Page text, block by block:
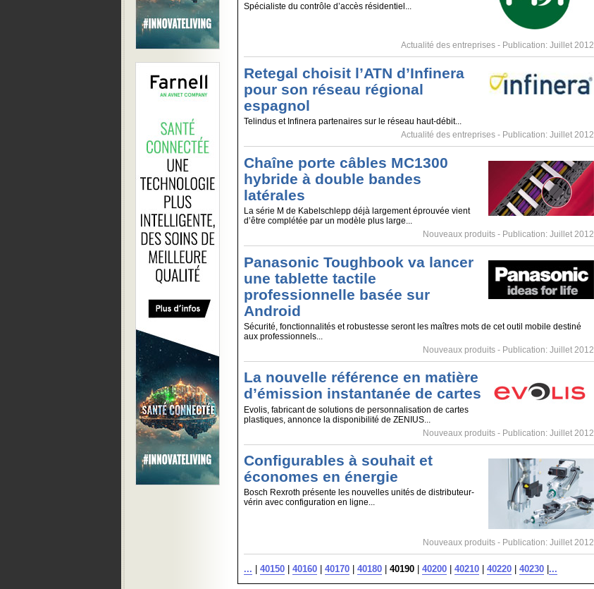
Spécialiste du contrôle d’accès résidentiel...
Actualité des entreprises - Publication: Juillet 2012
Retegal choisit l’ATN d’Infinera
pour son réseau régional
espagnol
Telindus et Infinera partenaires sur le réseau haut-débit...
Actualité des entreprises - Publication: Juillet 2012
Chaîne porte câbles MC1300
hybride à double bandes
latérales
La série M de Kabelschlepp déjà largement éprouvée vient
d’être complétée par un modèle plus large...
Nouveaux produits - Publication: Juillet 2012
Panasonic Toughbook va lancer
une tablette tactile
professionnelle basée sur
Android
Sécurité, fonctionnalités et robustesse seront les maîtres mots de cet outil mobile destiné
aux professionnels...
Nouveaux produits - Publication: Juillet 2012
La nouvelle référence en matière
d’émission instantanée de cartes
Evolis, fabricant de solutions de personnalisation de cartes
plastiques, annonce la disponibilité de ZENIUS...
Nouveaux produits - Publication: Juillet 2012
Configurables à souhait et
économes en énergie
Bosch Rexroth présente les nouvelles unités de distributeur-
vérin avec configuration en ligne...
Nouveaux produits - Publication: Juillet 2012
... 40150 40160 40170 40180 40190 40200 40210 40220 40230 ...